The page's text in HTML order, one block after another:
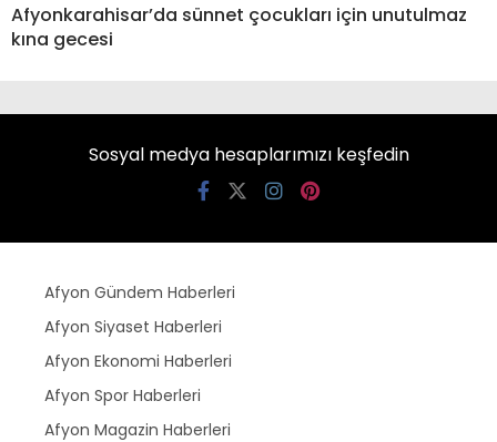
Afyonkarahisar’da sünnet çocukları için unutulmaz
kına gecesi
Sosyal medya hesaplarımızı keşfedin
Afyon Gündem Haberleri
Afyon Siyaset Haberleri
Afyon Ekonomi Haberleri
Afyon Spor Haberleri
Afyon Magazin Haberleri